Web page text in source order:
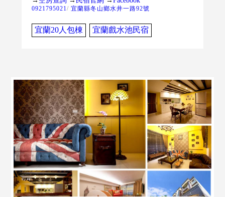
0921795021 / 宜蘭縣冬山鄉水井一路92號
宜蘭20人包棟 宜蘭戲水池民宿